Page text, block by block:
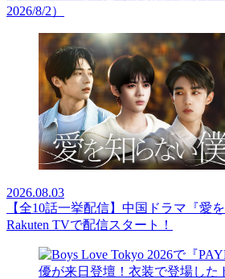
2026/8/2）
2026.08.03
【全10話一挙配信】中国ドラマ『愛
Rakuten TVで配信スタート！